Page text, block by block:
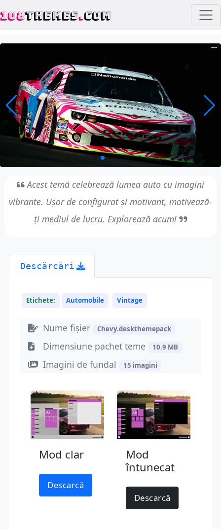
108THEMES.COM
Acest temă celebrează lumea auto cu imagini
vibrante. Ușor de configurat și motivant, motivează-
ți mediul de lucru. Explorează acum!
Descărcări
Etichete: Automobile Vintage
Nume fișier Chevy.deskthemepack
Dimensiune pachet teme 10.9 MB
Imagini de fundal 15 imagini
Mod clar
Descarcă
Mod
întunecat
Descarcă